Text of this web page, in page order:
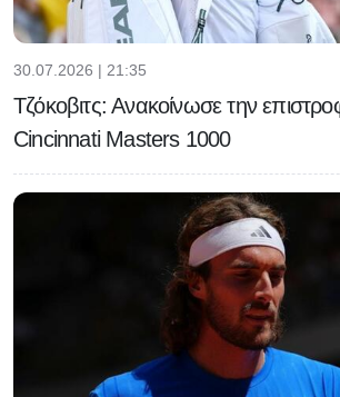
30.07.2026 | 21:35
Τζόκοβιτς: Ανακοίνωσε την
Cincinnati Masters 1000